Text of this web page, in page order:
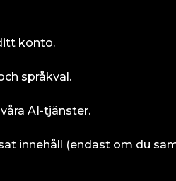
konto.
språkval.
AI-tjänster.
innehåll (endast om du